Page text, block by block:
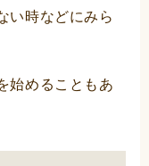
い時などにみら
始めることもあ